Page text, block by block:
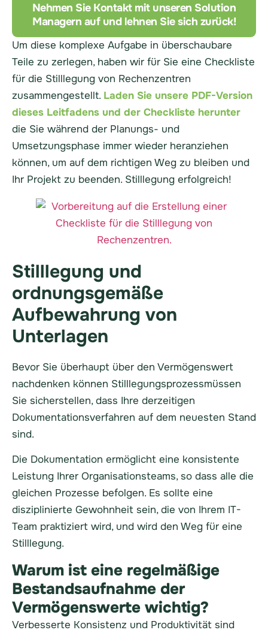
Nehmen Sie Kontakt mit unseren Solution
Managern auf und lehnen Sie sich zurück!
Um diese komplexe Aufgabe in überschaubare
Teile zu zerlegen, haben wir für Sie eine Checkliste
für die Stilllegung von Rechenzentren
zusammengestellt. Laden Sie unsere PDF-Version
dieses Leitfadens und der Checkliste herunter
die Sie während der Planungs- und
Umsetzungsphase immer wieder heranziehen
können, um auf dem richtigen Weg zu bleiben und
Ihr Projekt zu beenden. Stilllegung erfolgreich!
Stilllegung und
ordnungsgemäße
Aufbewahrung von
Unterlagen
Bevor Sie überhaupt über den Vermögenswert
nachdenken können Stilllegungsprozessmüssen
Sie sicherstellen, dass Ihre derzeitigen
Dokumentationsverfahren auf dem neuesten Stand
sind.
Die Dokumentation ermöglicht eine konsistente
Leistung Ihrer Organisationsteams, so dass alle die
gleichen Prozesse befolgen. Es sollte eine
disziplinierte Gewohnheit sein, die von Ihrem IT-
Team praktiziert wird, und wird den Weg für eine
Stilllegung.
Warum ist eine regelmäßige
Bestandsaufnahme der
Vermögenswerte wichtig?
Verbesserte Konsistenz und Produktivität sind